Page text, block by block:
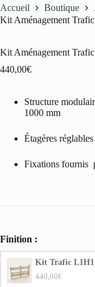
Accueil Boutique
Kit Aménagement
Kit Aménagement
440,00€
Structure
1000 mm
Étagères
Fixations fournis
Finition :
Kit Trafic
440,00€